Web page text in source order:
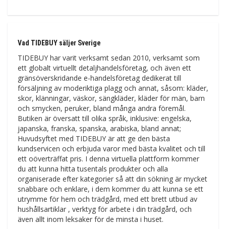
Vad TIDEBUY säljer Sverige
TIDEBUY har varit verksamt sedan 2010, verksamt som
ett globalt virtuellt detaljhandelsföretag, och även ett
gränsöverskridande e-handelsföretag dedikerat till
försäljning av moderiktiga plagg och annat, såsom: kläder,
skor, klänningar, väskor, sängkläder, kläder för män, barn
och smycken, peruker, bland många andra föremål.
Butiken är översatt till olika språk, inklusive: engelska,
japanska, franska, spanska, arabiska, bland annat;
Huvudsyftet med TIDEBUY är att ge den bästa
kundservicen och erbjuda varor med bästa kvalitet och till
ett oöverträffat pris. I denna virtuella plattform kommer
du att kunna hitta tusentals produkter och alla
organiserade efter kategorier så att din sökning är mycket
snabbare och enklare, i dem kommer du att kunna se ett
utrymme för hem och trädgård, med ett brett utbud av
hushållsartiklar , verktyg för arbete i din trädgård, och
även allt inom leksaker för de minsta i huset.